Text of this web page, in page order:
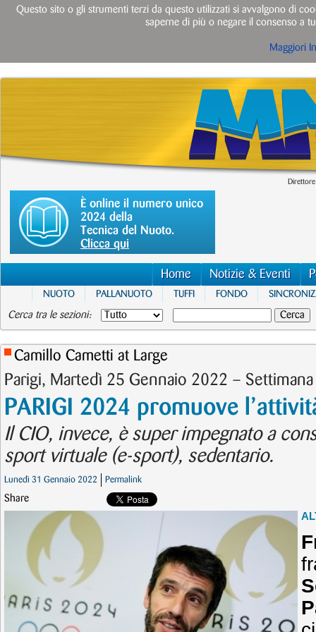
È online il numero unico
2024 della
Tecnica del Nuoto.
Clicca qui
Home Notizie & Eventi
NUOTO PALLANUOTO TUFFI FONDO
Cerca tra le sezioni:
Camillo Cametti at Large
Parigi, Martedì 25 Gennaio 2022 –
PARIGI 2024 promuove
Il CIO, invece, è super impegnato a
sport virtuale (e-sport), sedentario.
Lunedì 31 Gennaio 2022 Permalink
Share
Questo sito o gli strumenti terzi da questo utilizzati si avvalgono di
saperne di più o negare il consenso a
Maggiori